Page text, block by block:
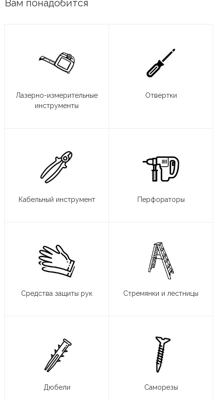
Вам понадобится
Лазерно-измерительные
инструменты
Отвертки
Кабельный инструмент Перфораторы
Средства защиты рук Стремянки и лестницы
Дюбели Саморезы